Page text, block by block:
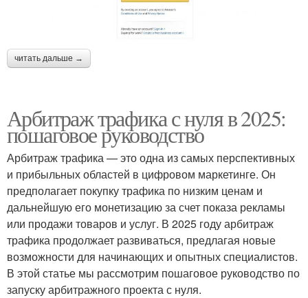
читать дальше →
Арбитраж трафика с нуля в 2025:
пошаговое руководство
Арбитраж трафика — это одна из самых перспективных
и прибыльных областей в цифровом маркетинге. Он
предполагает покупку трафика по низким ценам и
дальнейшую его монетизацию за счет показа рекламы
или продажи товаров и услуг. В 2025 году арбитраж
трафика продолжает развиваться, предлагая новые
возможности для начинающих и опытных специалистов.
В этой статье мы рассмотрим пошаговое руководство по
запуску арбитражного проекта с нуля.